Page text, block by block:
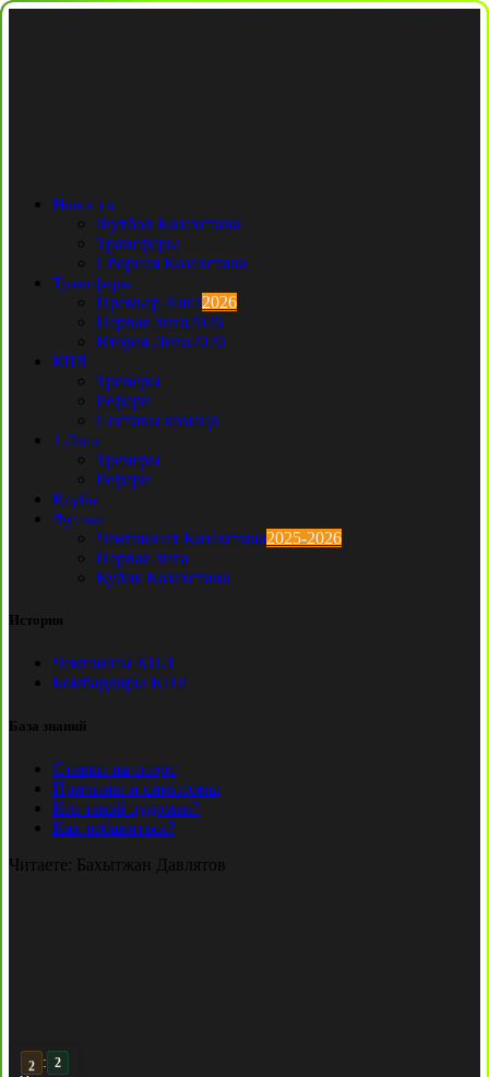
Новости
Футбол Казахстана
Трансферы
Сборная Казахстана
Трансферы
Премьер Лига2026
Первая лига2026
Вторая Лига2026
КПЛ
Тренеры
Рефери
Составы команд
1 Лига
Тренеры
Рефери
Клубы
Футзал
Чемпионат Казахстана2025-2026
Первая лига
Кубок Казахстана
История
Чемпионы КПЛ
Бомбардиры КПЛ
База знаний
Ставки на спорт
Причины и симптомы
Кто такой лудоман?
Как избавиться?
Читаете: Бахытжан Давлятов
3 : 2